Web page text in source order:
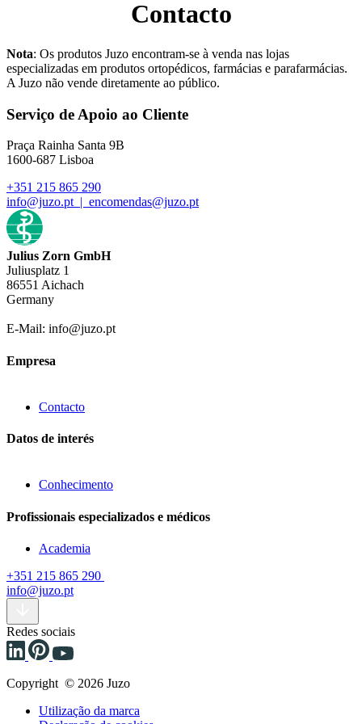
Contacto
Nota: Os produtos Juzo encontram-se à venda nas lojas
especializadas em produtos ortopédicos, farmácias e parafarmácias.
A Juzo não vende diretamente ao público.
Serviço de Apoio ao Cliente
Praça Rainha Santa 9B
1600-687 Lisboa
+351 215 865 290
info@juzo.pt | encomendas@juzo.pt
Julius Zorn GmbH
Juliusplatz 1
86551 Aichach
Germany
E-Mail: info@juzo.pt
Empresa
Contacto
Datos de interés
Conhecimento
Profissionais especializados e médicos
Academia
+351 215 865 290
info@juzo.pt
Redes sociais
Copyright © 2026 Juzo
Utilização da marca